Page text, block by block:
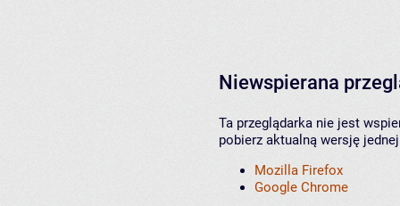
Niewspierana
Ta przeglądarka nie jest
pobierz aktualną wersję
Mozilla Firefox
Google Chrome